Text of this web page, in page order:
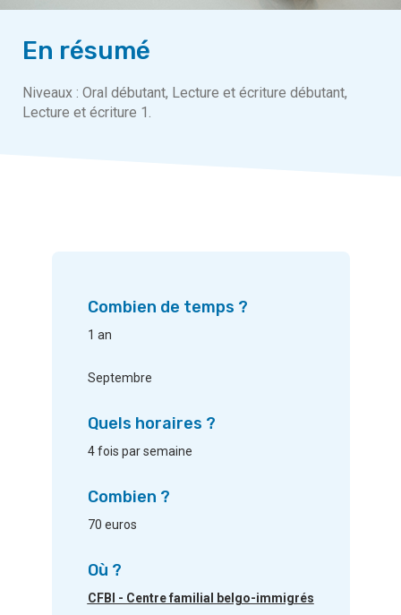
En résumé
Niveaux : Oral débutant, Lecture et écriture débutant,
Lecture et écriture 1.
Combien de temps ?
1 an
Septembre
Quels horaires ?
4 fois par semaine
Combien ?
70 euros
Où ?
CFBI - Centre familial belgo-immigrés